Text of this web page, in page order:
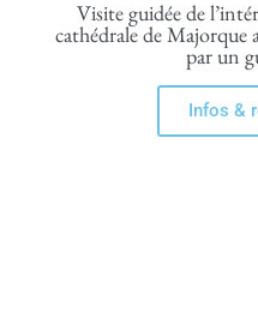
Visite guidée de
cathédrale de Majorque
par un
Infos &